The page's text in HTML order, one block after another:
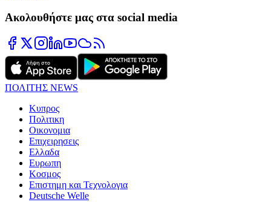
Ακολουθήστε μας στα social media
ΠΟΛΙΤΗΣ NEWS
Κυπρος
Πολιτικη
Οικονομια
Επιχειρησεις
Ελλαδα
Ευρωπη
Κοσμος
Επιστημη και Τεχνολογια
Deutsche Welle